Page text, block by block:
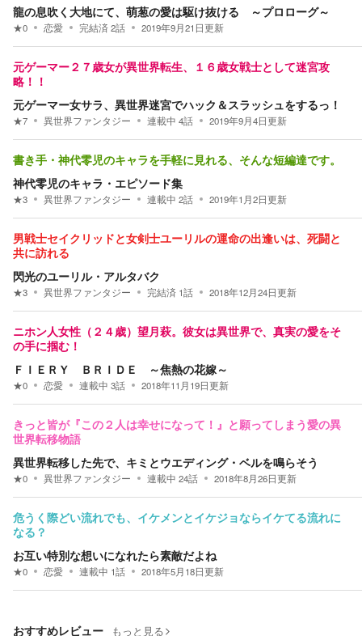
龍の息吹く大地にて、萌葱の愛は駆け抜ける ～プロローグ～
★0 恋愛 完結済2話 2019年9月21日更新
元ゲーマー２７歳女が異世界転生、１６歳女戦士として迷宮攻
略！！
元ゲーマー女サラ、異世界迷宮でハック＆スラッシュをするっ！
★7 異世界ファンタジー 連載中 4話 2019年9月4日更新
書き手・神代零児のキャラを手軽に見れる、そんな短編達です。
神代零児のキャラ・エピソード集
★3 異世界ファンタジー 連載中 2話 2019年1月2日更新
男戦士セイクリッドと女剣士ユーリルの運命の出逢いは、死闘と
共に訪れる
閃光のユーリル・アルタバク
★3 異世界ファンタジー 完結済 1話 2018年12月24日更新
ニホン人女性（２４歳）望月萩。彼女は異世界で、真実の愛をそ
の手に掴む！
ＦＩＥＲＹ ＢＲＩＤＥ ～焦熱の花嫁～
★0 恋愛 連載中 3話 2018年11月19日更新
きっと皆が『この２人は幸せになって！』と願ってしまう愛の異
世界転移物語
異世界転移した先で、キミとウエディング・ベルを鳴らそう
★0 異世界ファンタジー 連載中 24話 2018年8月26日更新
危うく際どい流れでも、イケメンとイケジョならイケてる流れに
なる？
お互い特別な想いになれたら素敵だよね
★0 恋愛 連載中 1話 2018年5月18日更新
おすすめレビュー もっと見る